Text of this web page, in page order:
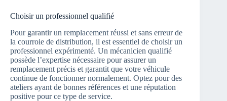
Choisir un professionnel qualifié
Pour garantir un remplacement réussi et sans erreur de
la courroie de distribution, il est essentiel de choisir un
professionnel expérimenté. Un mécanicien qualifié
possède l’expertise nécessaire pour assurer un
remplacement précis et garantit que votre véhicule
continue de fonctionner normalement. Optez pour des
ateliers ayant de bonnes références et une réputation
positive pour ce type de service.